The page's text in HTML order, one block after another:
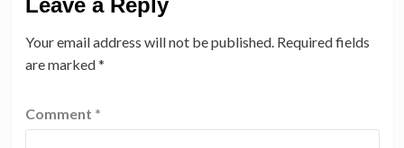
Your email address will not be published. Required fields
are marked*
Comment *